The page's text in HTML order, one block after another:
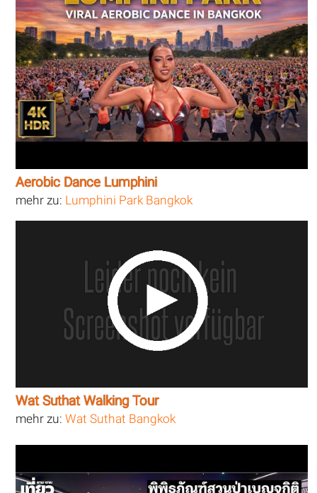
Aerobic Dance Lumphini
mehr zu: Lumphini Park Bangkok
Wat Suthat Walking Tour
mehr zu:Wat Suthat Bangkok